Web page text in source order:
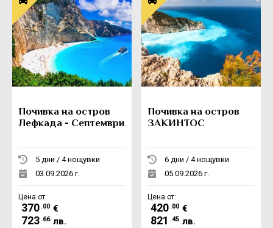
Почивка на остров
Лефкада - Септември
5 дни / 4 нощувки
03.09.2026 г.
Цена от:
370 .00 €
723 .66 лв.
Почивка на остров
ЗАКИНТОС
6 дни / 4 нощувки
05.09.2026 г.
Цена от:
420 .00 €
821 .45 лв.